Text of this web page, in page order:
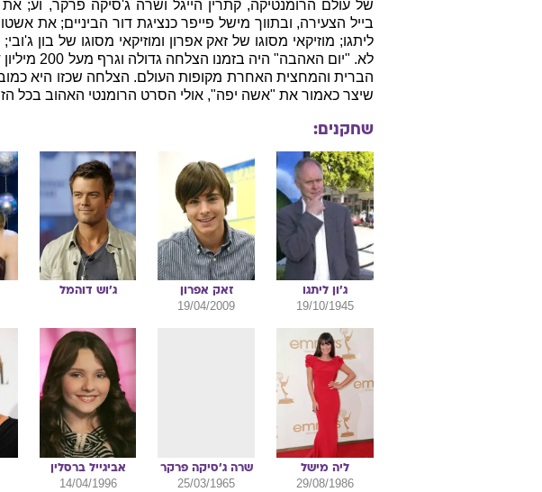
בייל הצעירה, ובתווך מישל פייפר כנציגת דור הביניים; את
ליתגו; מוזיקאי מסוגו של זאק אפרון ומוזיקאי מסוגו של בון
לא. "יום
הברית והמחצית האחרת מקופות העולם. הצלחה שכזו היא
שיצר כאמור את "אשה יפה", אולי הסרט הרומנטי האהוב בכל
ג'ון ליתגו
19/10/1945
זאק אפרון
19/04/2009
ג'וש דוהמל
מישל
29/08/1986
25/03/1965
אביגייל ברסלין
14/04/1996